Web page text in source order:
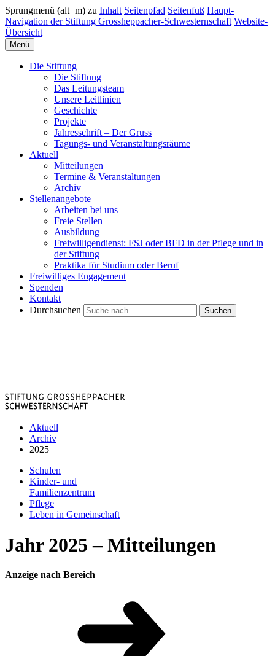
Sprungmenü (alt+m) zu Inhalt Seitenpfad Seitenfuß Haupt-
Navigation der Stiftung Grossheppacher-Schwesternschaft Website-
Übersicht
Menü
Die Stiftung
Die Stiftung
Das Leitungsteam
Unsere Leitlinien
Geschichte
Projekte
Jahresschrift – Der Gruss
Tagungs- und Veranstaltungsräume
Aktuell
Mitteilungen
Termine & Veranstaltungen
Archiv
Stellenangebote
Arbeiten bei uns
Freie Stellen
Ausbildung
Freiwilligendienst: FSJ oder BFD in der Pflege und in
der Stiftung
Praktika für Studium oder Beruf
Freiwilliges Engagement
Spenden
Kontakt
Durchsuchen
Suchen
Aktuell
Archiv
2025
Schulen
Kinder- und
Familienzentrum
Pflege
Leben in Gemeinschaft
Jahr 2025– Mitteilungen
Anzeige nach Bereich